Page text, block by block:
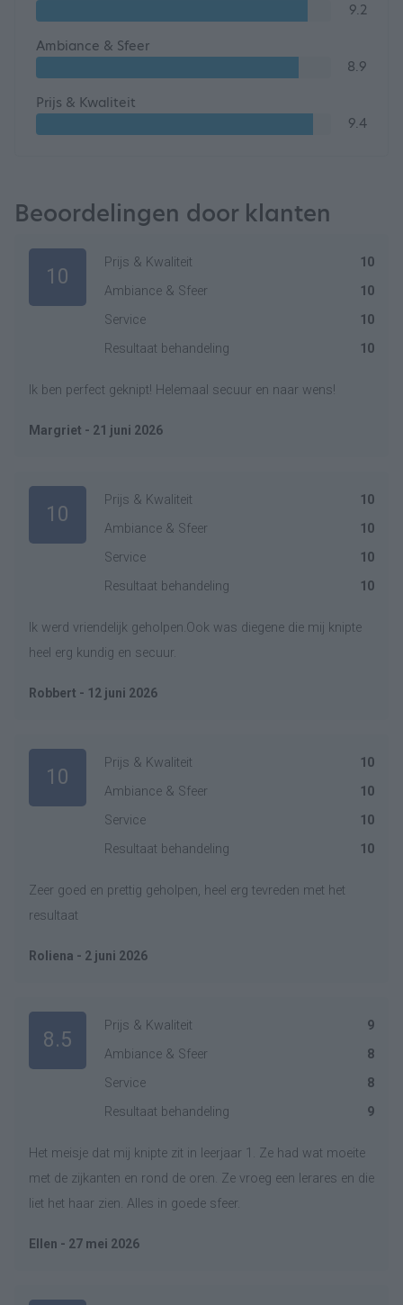
9.2
Ambiance & Sfeer
8.9
Prijs & Kwaliteit
9.4
Beoordelingen door klanten
10
Prijs & Kwaliteit
10
Ambiance & Sfeer
10
Service
10
Resultaat behandeling
10
Ik ben perfect geknipt! Helemaal secuur en naar wens!
Margriet - 21 juni 2026
10
Prijs & Kwaliteit
10
Ambiance & Sfeer
10
Service
10
Resultaat behandeling
10
Ik werd vriendelijk geholpen.Ook was diegene die mij knipte
heel erg kundig en secuur.
Robbert - 12 juni 2026
10
Prijs & Kwaliteit
10
Ambiance & Sfeer
10
Service
10
Resultaat behandeling
10
Zeer goed en prettig geholpen, heel erg tevreden met het
resultaat
Roliena - 2 juni 2026
8.5
Prijs & Kwaliteit
9
Ambiance & Sfeer
8
Service
8
Resultaat behandeling
9
Het meisje dat mij knipte zit in leerjaar 1. Ze had wat moeite
met de zijkanten en rond de oren. Ze vroeg een lerares en die
liet het haar zien. Alles in goede sfeer.
Ellen - 27 mei 2026